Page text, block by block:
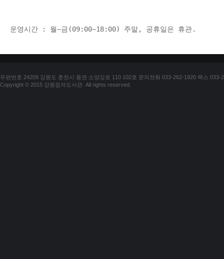
운영시간 : 월~금(09:00~18:00) 주말, 공휴일은 휴관.
우편번호 24209 강원도 춘천시 동면 소양강로 110 102호 문의전화 033-262-1920 팩스 033-
Copyright © 2015 강원점자도서관. All rights reserved.